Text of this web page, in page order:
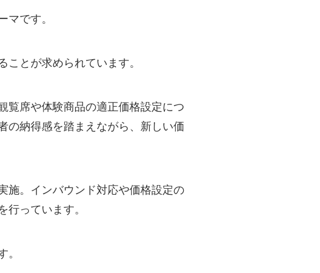
です。
とが求められています。
覧席や体験商品の適正価格設定につ
の納得感を踏まえながら、新しい価
施。インバウンド対応や価格設定の
っています。
。